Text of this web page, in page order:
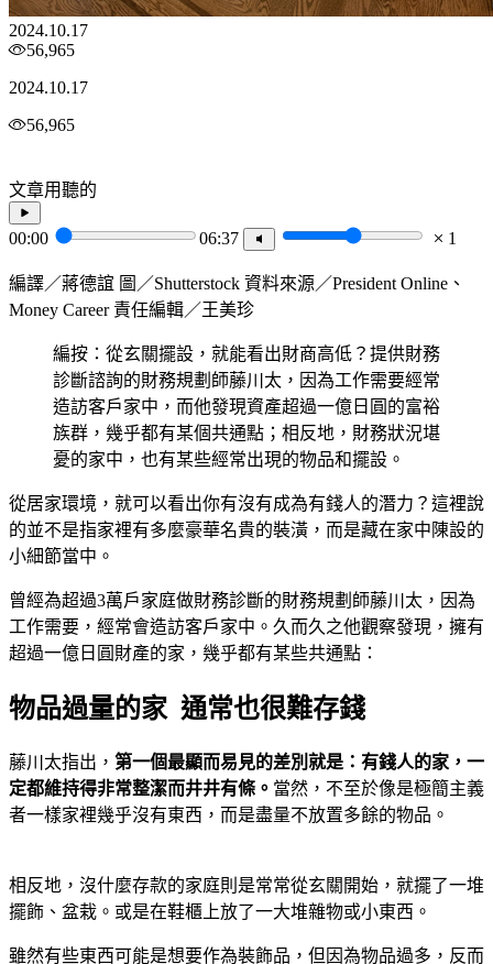
2024.10.17
56,965
2024.10.17
56,965
文章用聽的
00:00 06:37 1
編譯／蔣德誼 圖／Shutterstock 資料來源／President Online、
Money Career 責任編輯／王美珍
編按：從玄關擺設，就能看出財商高低？提供財務
診斷諮詢的財務規劃師藤川太，因為工作需要經常
造訪客戶家中，而他發現資產超過一億日圓的富裕
族群，幾乎都有某個共通點；相反地，財務狀況堪
憂的家中，也有某些經常出現的物品和擺設。
從居家環境，就可以看出你有沒有成為有錢人的潛力？這裡說
的並不是指家裡有多麼豪華名貴的裝潢，而是藏在家中陳設的
小細節當中。
曾經為超過3萬戶家庭做財務診斷的財務規劃師藤川太，因為
工作需要，經常會造訪客戶家中。久而久之他觀察發現，擁有
超過一億日圓財產的家，幾乎都有某些共通點：
物品過量的家 通常也很難存錢
藤川太指出， 第一個最顯而易見的差別就是：有錢人的家，一
定都維持得非常整潔而井井有條。 當然，不至於像是極簡主義
者一樣家裡幾乎沒有東西，而是盡量不放置多餘的物品。
相反地，沒什麼存款的家庭則是常常從玄關開始，就擺了一堆
擺飾、盆栽。或是在鞋櫃上放了一大堆雜物或小東西。
雖然有些東西可能是想要作為裝飾品，但因為物品過多，反而